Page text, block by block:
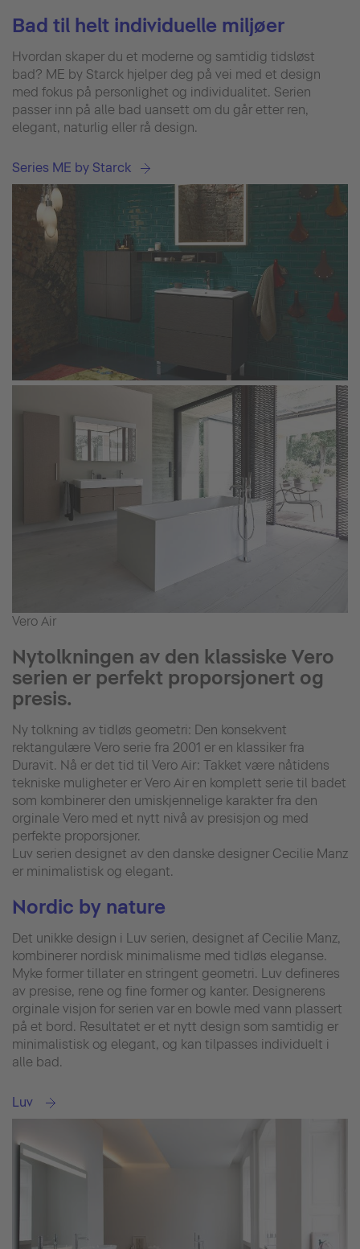
Bad til helt individuelle miljøer
Hvordan skaper du et moderne og samtidig tidsløst
bad? ME by Starck hjelper deg på vei med et design
med fokus på personlighet og individualitet. Serien
passer inn på alle bad uansett om du går etter ren,
elegant, naturlig eller rå design.
Series ME by Starck
Vero Air
Nytolkningen av den klassiske Vero
serien er perfekt proporsjonert og
presis.
Ny tolkning av tidløs geometri: Den konsekvent
rektangulære Vero serie fra 2001 er en klassiker fra
Duravit. Nå er det tid til Vero Air: Takket være nåtidens
tekniske muligheter er Vero Air en komplett serie til badet
som kombinerer den umiskjennelige karakter fra den
orginale Vero med et nytt nivå av presisjon og med
perfekte proporsjoner.
Luv serien designet av den danske designer Cecilie Manz
er minimalistisk og elegant.
Nordic by nature
Det unikke design i Luv serien, designet af Cecilie Manz,
kombinerer nordisk minimalisme med tidløs eleganse.
Myke former tillater en stringent geometri. Luv defineres
av presise, rene og fine former og kanter. Designerens
orginale visjon for serien var en bowle med vann plassert
på et bord. Resultatet er et nytt design som samtidig er
minimalistisk og elegant, og kan tilpasses individuelt i
alle bad.
Luv